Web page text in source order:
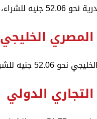
جنيه للبيع.
الخليجي
52.16 جنيه للبيع.
الدولي